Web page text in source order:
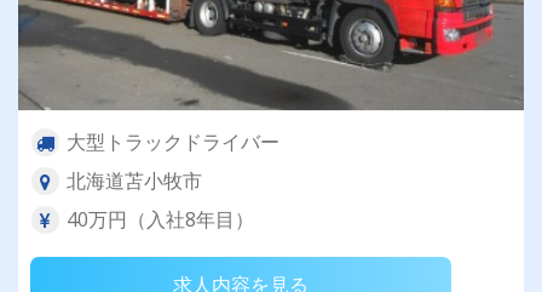
大型トラックドライバー
北海道苫小牧市
40万円（入社8年目）
求人内容を見る